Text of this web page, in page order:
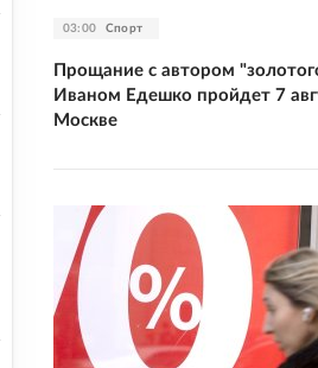
03:00 Спорт
Прощание с автором
Иваном Едешко пройдет 7
Москве